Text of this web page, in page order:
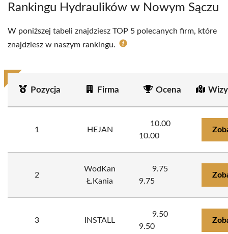
Rankingu Hydraulików w Nowym Sączu
W poniższej tabeli znajdziesz TOP 5 polecanych firm, które
znajdziesz w naszym rankingu.
Pozycja Firma Ocena
1 HEJAN
10.00
10.00
2
WodKan
Ł.Kania
9.75
9.75
3 INSTALL
9.50
9.50